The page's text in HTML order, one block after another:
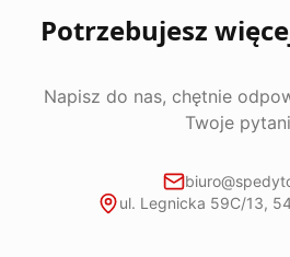
Potrzebujesz
Napisz do nas, chętnie
Twoje
ul. Legnicka 59C/13,